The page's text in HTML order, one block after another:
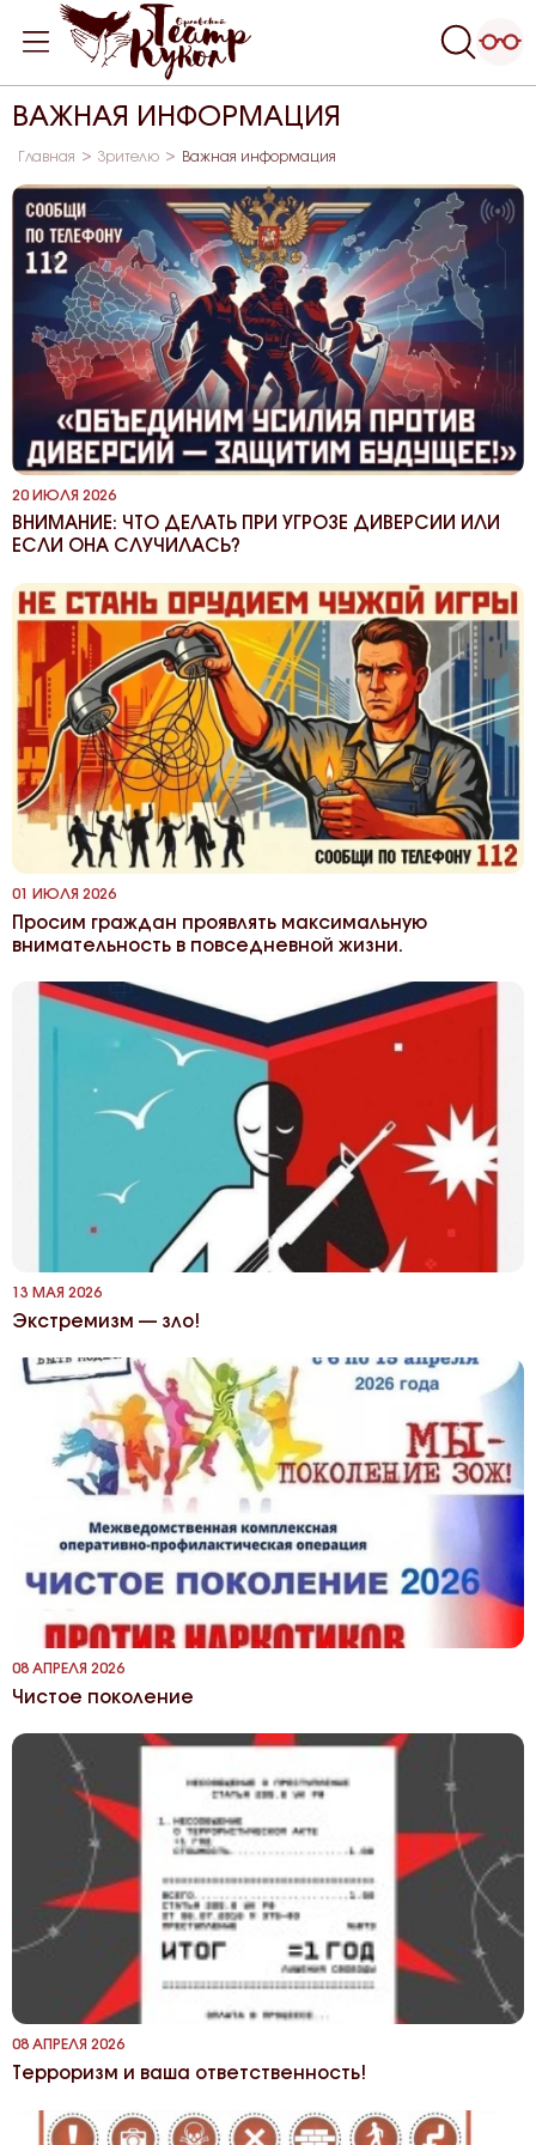
ВАЖНАЯ ИНФОРМАЦИЯ
Главная Зрителю Важная информация
20 ИЮЛЯ 2026
ВНИМАНИЕ: ЧТО ДЕЛАТЬ ПРИ УГРОЗЕ ДИВЕРСИИ ИЛИ
ЕСЛИ ОНА СЛУЧИЛАСЬ?
01 ИЮЛЯ 2026
Просим граждан проявлять максимальную
внимательность в повседневной жизни.
13 МАЯ 2026
Экстремизм — зло!
08 АПРЕЛЯ 2026
Чистое поколение
08 АПРЕЛЯ 2026
Терроризм и ваша ответственность!